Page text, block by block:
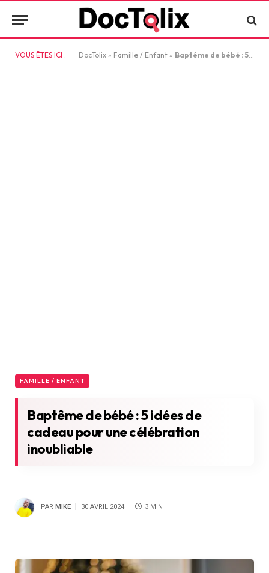
VOUS ÊTES ICI : DocTolix » Famille / Enfant » Baptême de bébé : 5 idées de cadeau pour une célébration inoubliable
FAMILLE / ENFANT
Baptême de bébé : 5 idées de
cadeau pour une célébration
inoubliable
PAR MIKE 30 AVRIL 2024 3 MIN